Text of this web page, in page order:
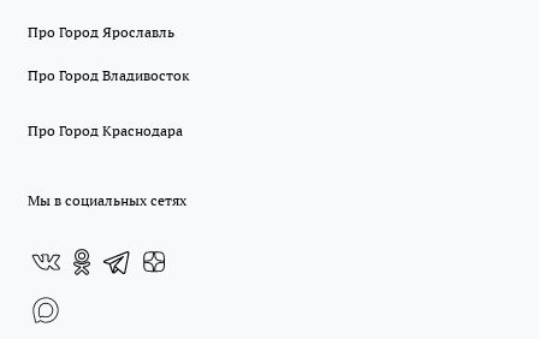
Про Город Ярославль
Про Город Владивосток
Про Город Краснодара
Мы в социальных сетях